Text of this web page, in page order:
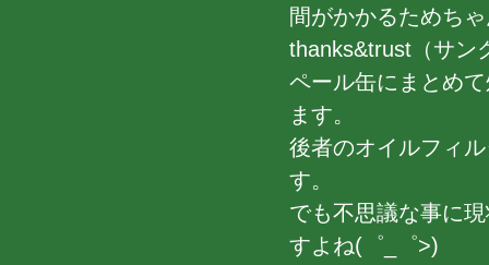
間がかかるためち
thanks&trust（サン
ペール缶にまとめ
ます。
後者のオイルフィ
す。
でも不思議な事に
すよね(゜_゜>)